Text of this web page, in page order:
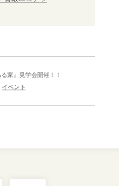
家』見学会開催！！
イベント